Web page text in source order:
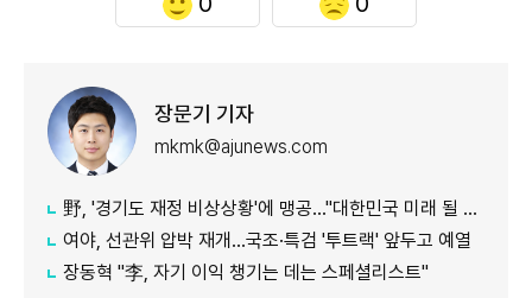
장문기 기자
mkmk@ajunews.com
野, '경기도 재정 비상상황'에 맹공…"대한민국 미래 될 수도"
여야, 선관위 압박 재개…국조·특검 '투트랙' 앞두고 예열
장동혁 "李, 자기 이익 챙기는 데는 스페셜리스트"